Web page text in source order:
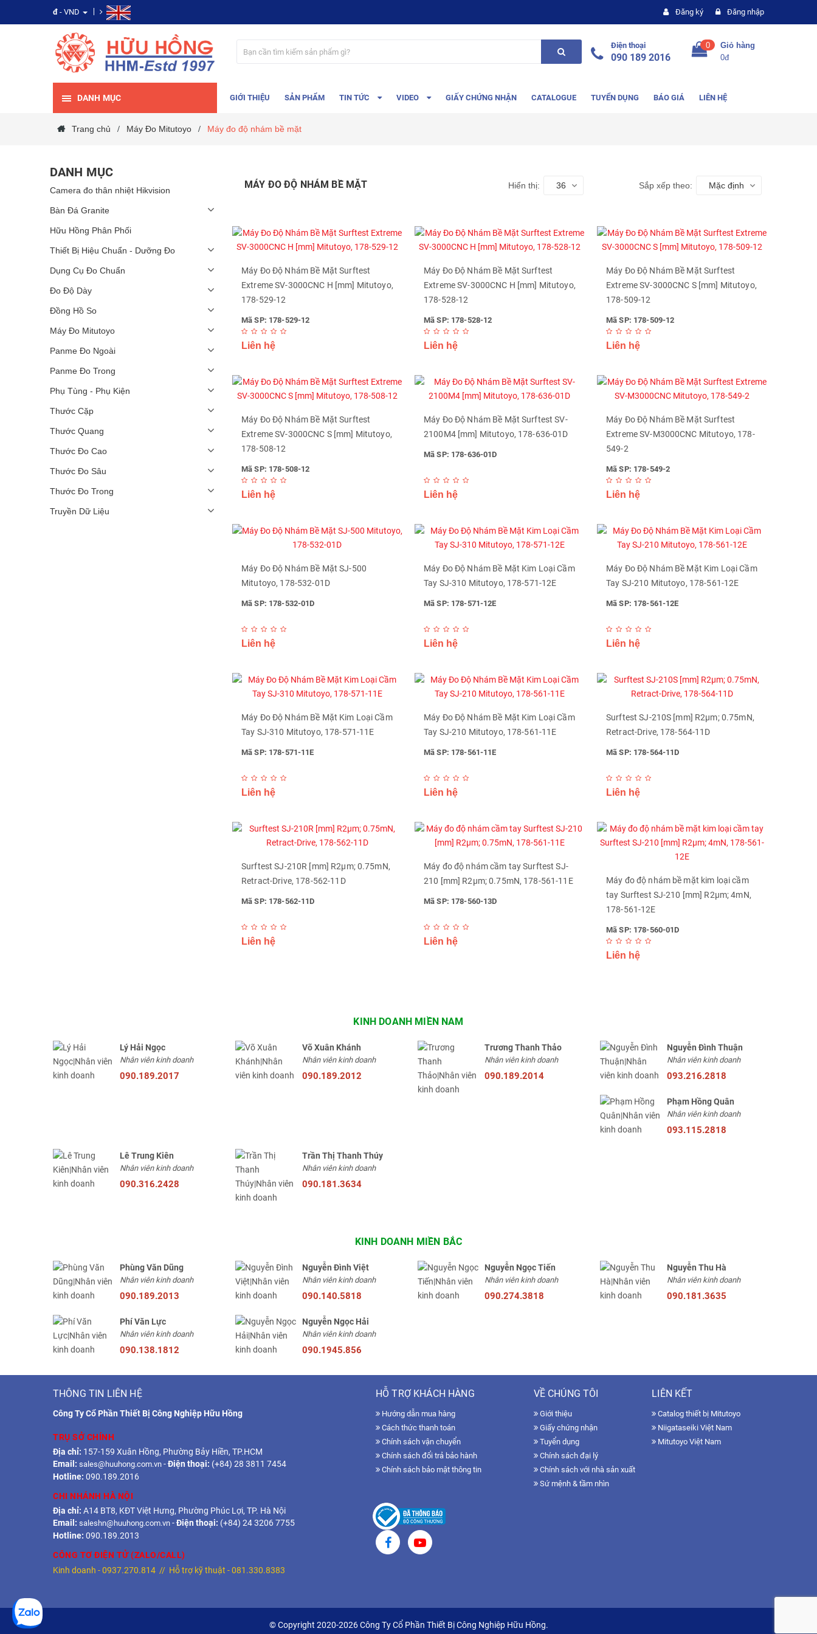
đ - VND Đăng ký Đăng nhập
Điện thoại
090 189 2016
0
Giỏ hàng
0đ
DANH MỤC GIỚI THIỆU SẢN PHẨM TIN TỨC VIDEO GIẤY CHỨNG NHẬN CATALOGUE TUYỂN DỤNG BÁO GIÁ LIÊN HỆ
Trang chủ / Máy Đo Mitutoyo / Máy đo độ nhám bề mặt
MÁY ĐO ĐỘ NHÁM BỀ MẶT Sắp xếp theo: Mặc định
Hiển thị: 36
Máy Đo Độ Nhám Bề Mặt Surftest
Extreme SV-3000CNC H [mm] Mitutoyo,
178-529-12
Mã SP: 178-529-12
Liên hệ
Máy Đo Độ Nhám Bề Mặt Surftest
Extreme SV-3000CNC H [mm] Mitutoyo,
178-528-12
Mã SP: 178-528-12
Liên hệ
Máy Đo Độ Nhám Bề Mặt Surftest
Extreme SV-3000CNC S [mm] Mitutoyo,
178-509-12
Mã SP: 178-509-12
Liên hệ
Máy Đo Độ Nhám Bề Mặt Surftest
Extreme SV-3000CNC S [mm] Mitutoyo,
178-508-12
Mã SP: 178-508-12
Liên hệ
Máy Đo Độ Nhám Bề Mặt Surftest SV-
2100M4 [mm] Mitutoyo, 178-636-01D
Mã SP: 178-636-01D
Liên hệ
Máy Đo Độ Nhám Bề Mặt Surftest
Extreme SV-M3000CNC Mitutoyo, 178-
549-2
Mã SP: 178-549-2
Liên hệ
Máy Đo Độ Nhám Bề Mặt SJ-500
Mitutoyo, 178-532-01D
Mã SP: 178-532-01D
Liên hệ
Máy Đo Độ Nhám Bề Mặt Kim Loại Cầm
Tay SJ-310 Mitutoyo, 178-571-12E
Mã SP: 178-571-12E
Liên hệ
Máy Đo Độ Nhám Bề Mặt Kim Loại Cầm
Tay SJ-210 Mitutoyo, 178-561-12E
Mã SP: 178-561-12E
Liên hệ
Máy Đo Độ Nhám Bề Mặt Kim Loại Cầm
Tay SJ-310 Mitutoyo, 178-571-11E
Mã SP: 178-571-11E
Liên hệ
Máy Đo Độ Nhám Bề Mặt Kim Loại Cầm
Tay SJ-210 Mitutoyo, 178-561-11E
Mã SP: 178-561-11E
Liên hệ
Surftest SJ-210S [mm] R2µm; 0.75mN,
Retract-Drive, 178-564-11D
Mã SP: 178-564-11D
Liên hệ
Surftest SJ-210R [mm] R2µm; 0.75mN,
Retract-Drive, 178-562-11D
Mã SP: 178-562-11D
Liên hệ
Máy đo độ nhám cầm tay Surftest SJ-
210 [mm] R2µm; 0.75mN, 178-561-11E
Mã SP: 178-560-13D
Liên hệ
Máy đo độ nhám bề mặt kim loại cầm
tay Surftest SJ-210 [mm] R2µm; 4mN,
178-561-12E
Mã SP: 178-560-01D
Liên hệ
DANH MỤC
Camera đo thân nhiệt Hikvision
Bàn Đá Granite
Hữu Hồng Phân Phối
Thiết Bị Hiệu Chuẩn - Dưỡng Đo
Dụng Cụ Đo Chuẩn
Đo Độ Dày
Đồng Hồ So
Máy Đo Mitutoyo
Panme Đo Ngoài
Panme Đo Trong
Phụ Tùng - Phụ Kiện
Thước Cặp
Thước Quang
Thước Đo Cao
Thước Đo Sâu
Thước Đo Trong
Truyền Dữ Liệu
KINH DOANH MIỀN NAM
Lý Hải Ngọc
Nhân viên kinh doanh
090.189.2017
Võ Xuân Khánh
Nhân viên kinh doanh
090.189.2012
Trương Thanh Thảo
Nhân viên kinh doanh
090.189.2014
Nguyễn Đình Thuận
Nhân viên kinh doanh
093.216.2818
Phạm Hồng Quân
Nhân viên kinh doanh
093.115.2818
Lê Trung Kiên
Nhân viên kinh doanh
090.316.2428
Trần Thị Thanh Thúy
Nhân viên kinh doanh
090.181.3634
KINH DOANH MIỀN BẮC
Phùng Văn Dũng
Nhân viên kinh doanh
090.189.2013
Nguyễn Đình Việt
Nhân viên kinh doanh
090.140.5818
Nguyễn Ngọc Tiến
Nhân viên kinh doanh
090.274.3818
Nguyễn Thu Hà
Nhân viên kinh doanh
090.181.3635
Phí Văn Lực
Nhân viên kinh doanh
090.138.1812
Nguyễn Ngọc Hải
Nhân viên kinh doanh
090.1945.856
THÔNG TIN LIÊN HỆ
Công Ty Cổ Phần Thiết Bị Công Nghiệp Hữu Hồng
TRỤ SỞ CHÍNH
Địa chỉ: 157-159 Xuân Hồng, Phường Bảy Hiền, TP.HCM
Email: sales@huuhong.com.vn -Điện thoại: (+84) 28 3811 7454
Hotline: 090.189.2016
CHI NHÁNH HÀ NỘI
Địa chỉ: A14 BT8, KĐT Việt Hưng, Phường Phúc Lợi, TP. Hà Nội
Email: saleshn@huuhong.com.vn -Điện thoại: (+84) 24 3206 7755
Hotline: 090.189.2013
CÔNG TƠ ĐIỆN TỬ (ZALO/CALL)
Kinh doanh -0937.270.814 // Hỗ trợ kỹ thuật -081.330.8383
HỖ TRỢ KHÁCH HÀNG
Hướng dẫn mua hàng
Cách thức thanh toán
Chính sách vận chuyển
Chính sách đổi trả bảo hành
Chính sách bảo mật thông tin
VỀ CHÚNG TÔI
Giới thiệu
Giấy chứng nhận
Tuyển dụng
Chính sách đại lý
Chính sách với nhà sản xuất
Sứ mệnh & tầm nhìn
LIÊN KẾT
Catalog thiết bị Mitutoyo
Niigataseiki Việt Nam
Mitutoyo Việt Nam
© Copyright 2020-2026 Công Ty Cổ Phần Thiết Bị Công Nghiệp Hữu Hồng.